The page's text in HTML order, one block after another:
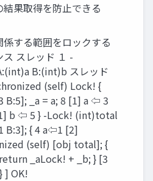
果取得を防⽌できる
する範囲をロックする
ス スレッド １ -
B:(int)b スレッド
(self) Lock! {
B:5]; _a = a; 8 [1] a ⇦ 3
b ⇦ 5 } -Lock! (int)total
B:3]; { 4 a⇦1 [2]
(self) [obj total]; {
_aLock! + _b; } [3
] OK!